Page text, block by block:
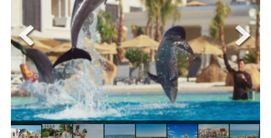
ПОСЛЕДВАЙТЕ НИ